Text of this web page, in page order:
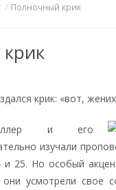
Полночный крик
крик: «вот,
и его
изучали
25. Но особый
усмотрели свое